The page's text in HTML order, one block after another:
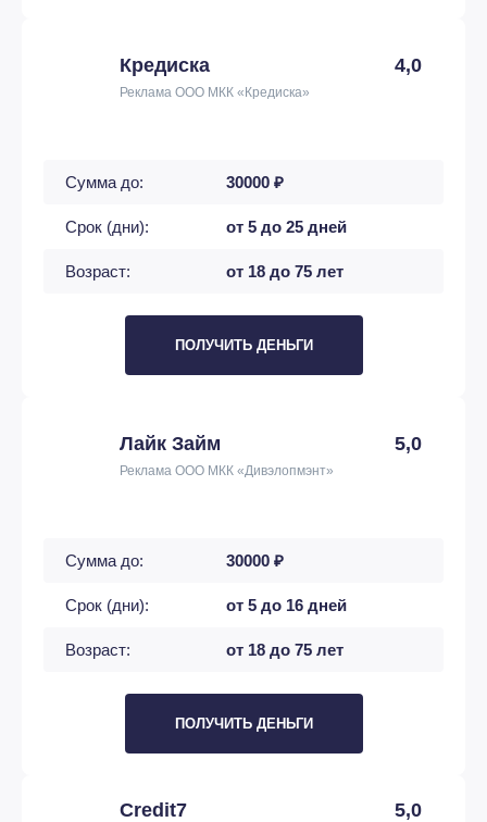
Кредиска 4,0
Реклама ООО МКК «Кредиска»
Сумма до: 30000 ₽
Срок (дни): от 5 до 25 дней
Возраст: от 18 до 75 лет
ПОЛУЧИТЬ ДЕНЬГИ
Лайк Займ 5,0
Реклама ООО МКК «Дивэлопмэнт»
Сумма до: 30000 ₽
Срок (дни): от 5 до 16 дней
Возраст: от 18 до 75 лет
ПОЛУЧИТЬ ДЕНЬГИ
Credit7 5,0